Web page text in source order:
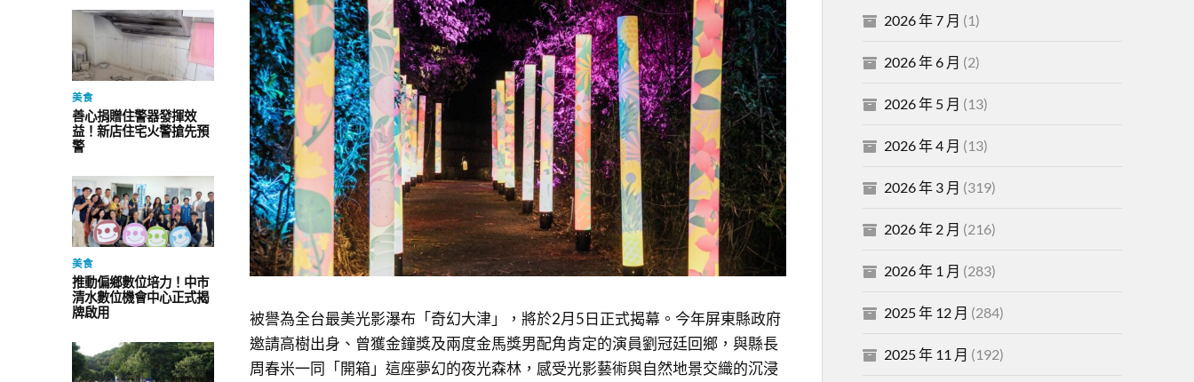
美食
善心捐贈住警器發揮效
益！新店住宅火警搶先預
警
美食
推動偏鄉數位培力！中市
清水數位機會中心正式揭
牌啟用
被譽為全台最美光影瀑布「奇幻大津」，將於2月5日正式揭幕。今年屏東縣政府
邀請高樹出身、曾獲金鐘獎及兩度金馬獎男配角肯定的演員劉冠廷回鄉，與縣長
周春米一同「開箱」這座夢幻的夜光森林，感受光影藝術與自然地景交織的沉浸
2026 年 7 月 (1)
2026 年 6 月 (2)
2026 年 5 月 (13)
2026 年 4 月 (13)
2026 年 3 月 (319)
2026 年 2 月 (216)
2026 年 1 月 (283)
2025 年 12 月 (284)
2025 年 11 月 (192)